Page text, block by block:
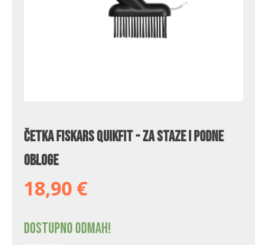
Četka Fiskars QuikFit - za staze i podne
obloge
18,90 €
Dostupno odmah!